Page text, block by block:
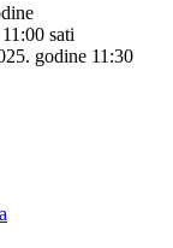
sati
godine 11:30